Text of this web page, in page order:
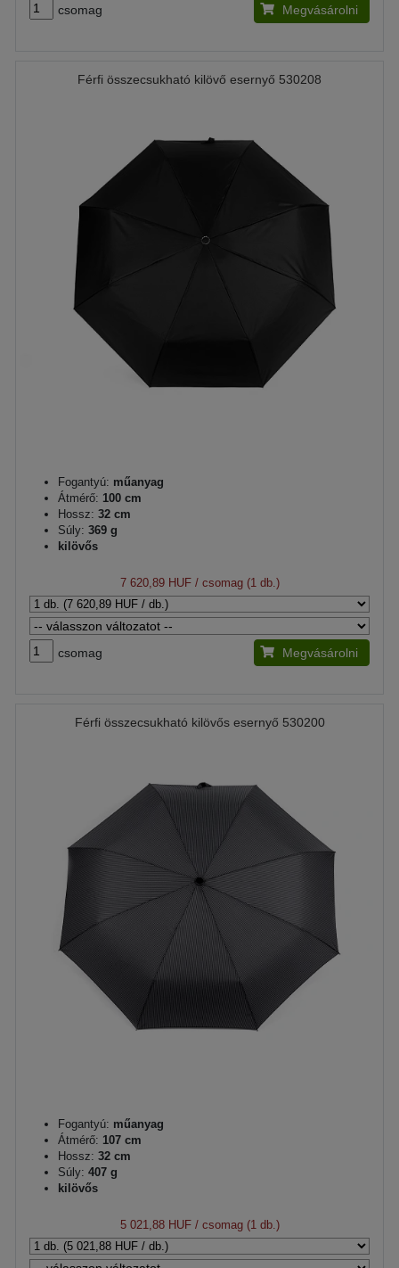
csomag Megvásárolni
Férfi összecsukható kilövő esernyő 530208
Fogantyú: műanyag
Átmérő: 100 cm
Hossz: 32 cm
Súly: 369 g
kilövős
7 620,89 HUF/ csomag (1 db.)
csomag Megvásárolni
Férfi összecsukható kilövős esernyő 530200
Fogantyú: műanyag
Átmérő: 107 cm
Hossz: 32 cm
Súly: 407 g
kilövős
5 021,88 HUF/ csomag (1 db.)